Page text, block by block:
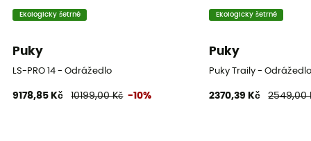
Ekologicky šetrné
Puky
LS-PRO 14 - Odrážedlo
9178,85 Kč 10199,00 Kč -10%
Ekologicky šetrné
Puky
Puky Traily -
2370,39 Kč 2549,00